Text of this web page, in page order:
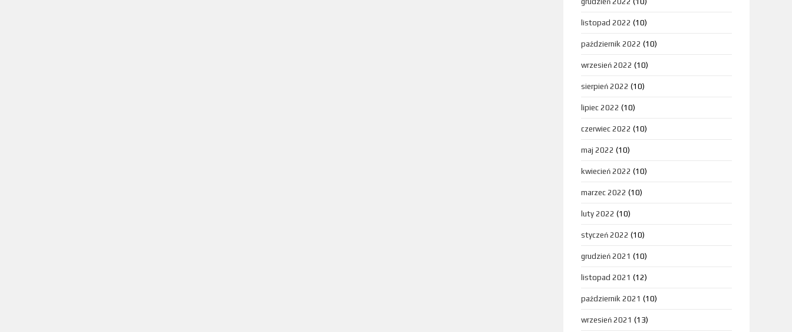
listopad 2022 (10)
październik 2022 (10)
wrzesień 2022 (10)
sierpień 2022 (10)
lipiec 2022 (10)
czerwiec 2022 (10)
maj 2022 (10)
kwiecień 2022 (10)
marzec 2022 (10)
luty 2022 (10)
styczeń 2022 (10)
grudzień 2021 (10)
listopad 2021 (12)
październik 2021 (10)
wrzesień 2021 (13)